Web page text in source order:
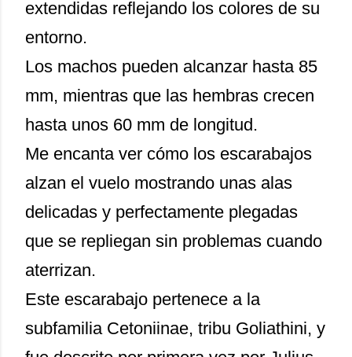
extendidas reflejando los colores de su
entorno.
Los machos pueden alcanzar hasta 85
mm, mientras que las hembras crecen
hasta unos 60 mm de longitud.
Me encanta ver cómo los escarabajos
alzan el vuelo mostrando unas alas
delicadas y perfectamente plegadas
que se repliegan sin problemas cuando
aterrizan.
Este escarabajo pertenece a la
subfamilia Cetoniinae, tribu Goliathini, y